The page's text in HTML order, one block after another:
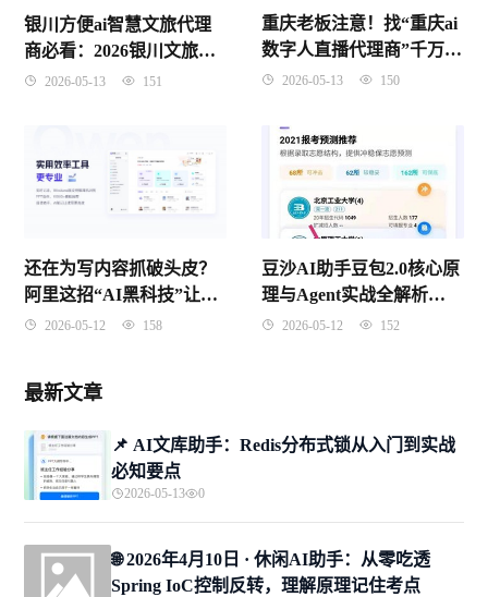
银川方便ai智慧文旅代理
商必看：2026银川文旅数
字化红利到底怎么抓？
2026-05-13 151
重庆老板注意！找“重庆ai
数字人直播代理商”千万别
只看价格，这3个坑踩了要
2026-05-13 150
还在为写内容抓破头皮？
阿里这招“AI黑科技”让无
数打工人惊掉了下巴
2026-05-12 158
豆沙AI助手豆包2.0核心原
理与Agent实战全解析
（2026年4月版）
2026-05-12 152
最新文章
📌 ​AI文库助手：Redis分布式锁从入门到实战
必知要点
2026-05-13 0
🌐 2026年4月10日 · 休闲AI助手：从零吃透
Spring IoC控制反转，理解原理记住考点